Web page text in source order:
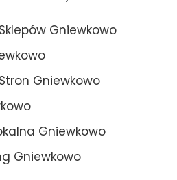
Gniewkowo
Gniewkowo
Gniewkowo
Gniewkowo